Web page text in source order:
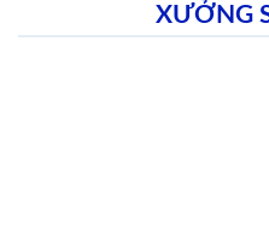
XƯỞNG